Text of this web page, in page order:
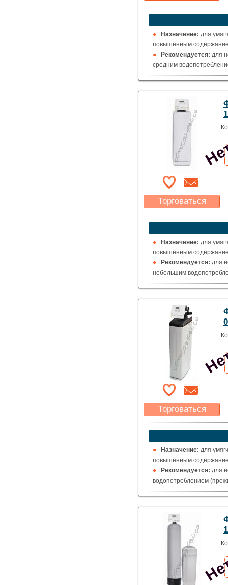
Какая цена Вас
устроит?
Указать цену
Назначение: для
повышенным
Рекомендуется: для
средним
Торговаться
Какая цена Вас
устроит?
Указать цену
Назначение: для
повышенным
Рекомендуется: для
небольшим
Торговаться
Какая цена Вас
устроит?
Указать цену
Назначение: для
повышенным
Рекомендуется: для
водопотреблением